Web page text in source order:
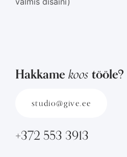
Hakkame koos tööle?
studio@give.ee
+372 553 3913